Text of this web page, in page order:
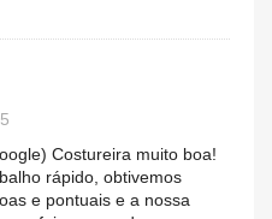
Costureira muito boa!
rápido, obtivemos
e pontuais e a nossa